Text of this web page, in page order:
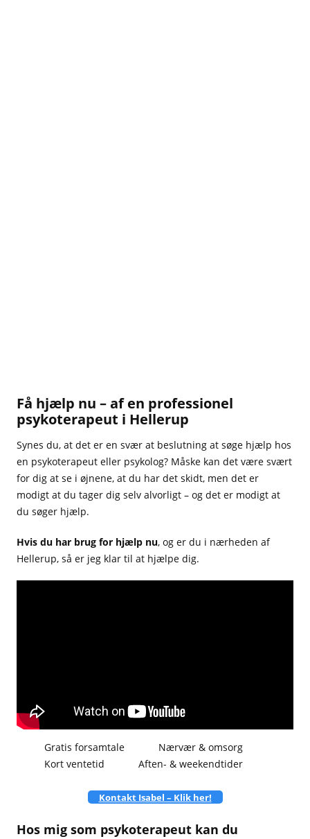
Få hjælp nu – af en professionel
psykoterapeut i Hellerup
Synes du, at det er en svær at beslutning at søge hjælp hos
en psykoterapeut eller psykolog? Måske kan det være svært
for dig at se i øjnene, at du har det skidt, men det er
modigt at du tager dig selv alvorligt – og det er modigt at
du søger hjælp.
Hvis du har brug for hjælp nu, og er du i nærheden af
Hellerup, så er jeg klar til at hjælpe dig.
Gratis forsamtale
Nærvær & omsorg
Kort ventetid
Aften- & weekendtider
Kontakt Isabel – Klik her!
Hos mig som psykoterapeut kan du